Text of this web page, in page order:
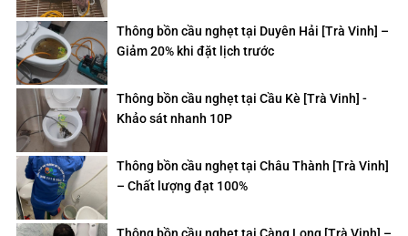
Thông bồn cầu nghẹt tại Duyên Hải [Trà Vinh] –
Giảm 20% khi đặt lịch trước
Thông bồn cầu nghẹt tại Cầu Kè [Trà Vinh] -
Khảo sát nhanh 10P
Thông bồn cầu nghẹt tại Châu Thành [Trà Vinh]
– Chất lượng đạt 100%